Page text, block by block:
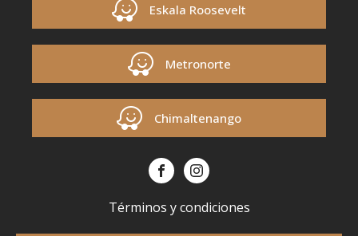
Eskala Roosevelt
Metronorte
Chimaltenango
Términos y condiciones